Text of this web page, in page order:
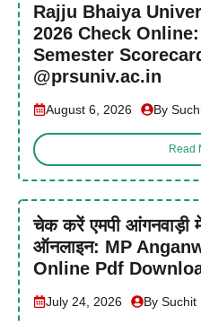
Rajju Bhaiya
2026 Check
Semester
@prsuniv.ac.in
August 6, 2026 By
Read
चेक करें एमपी आंगनवाड़ी
ऑनलाइन: MP
Online Pdf
July 24, 2026 By Suchit